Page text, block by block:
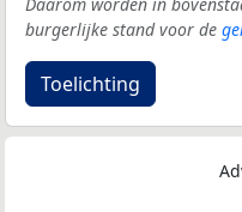
burgerlijke stand voor de
Toelichting